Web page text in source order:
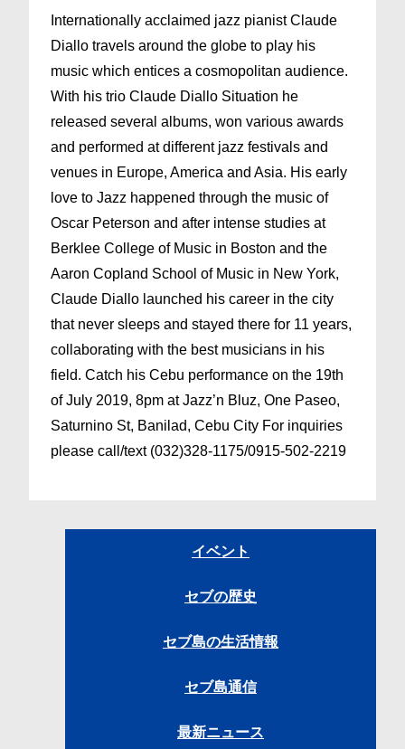
Internationally acclaimed jazz pianist Claude
Diallo travels around the globe to play his
music which entices a cosmopolitan audience.
With his trio Claude Diallo Situation he
released several albums, won various awards
and performed at different jazz festivals and
venues in Europe, America and Asia. His early
love to Jazz happened through the music of
Oscar Peterson and after intense studies at
Berklee College of Music in Boston and the
Aaron Copland School of Music in New York,
Claude Diallo launched his career in the city
that never sleeps and stayed there for 11 years,
collaborating with the best musicians in his
field. Catch his Cebu performance on the 19th
of July 2019, 8pm at Jazz’n Bluz, One Paseo,
Saturnino St, Banilad, Cebu City For inquiries
please call/text (032)328-1175/0915-502-2219
イベント
セブの歴史
セブ島の生活情報
セブ島通信
最新ニュース